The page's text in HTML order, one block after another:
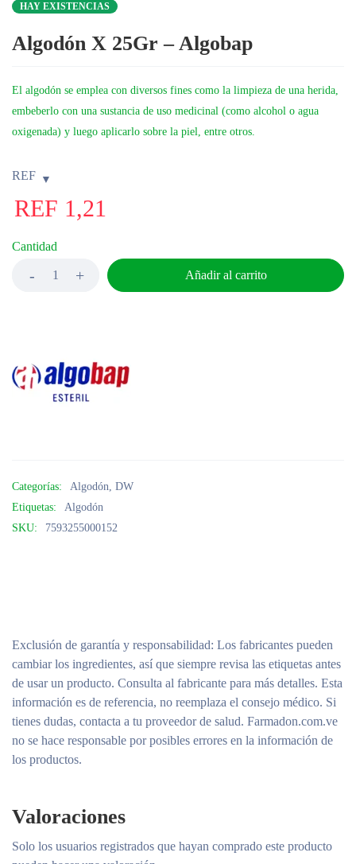
HAY EXISTENCIAS
Algodón X 25Gr – Algobap
El algodón se emplea con diversos fines como la limpieza de una herida,
embeberlo con una sustancia de uso medicinal (como alcohol o agua
oxigenada) y luego aplicarlo sobre la piel, entre otros.
REF
REF 1,21
Cantidad
Añadir al carrito
Categorías: Algodón, DW
Etiquetas:
Algodón
SKU:
7593255000152
Exclusión de garantía y responsabilidad: Los fabricantes pueden
cambiar los ingredientes, así que siempre revisa las etiquetas antes
de usar un producto. Consulta al fabricante para más detalles. Esta
información es de referencia, no reemplaza el consejo médico. Si
tienes dudas, contacta a tu proveedor de salud. Farmadon.com.ve
no se hace responsable por posibles errores en la información de
los productos.
Valoraciones
Solo los usuarios registrados que hayan comprado este producto